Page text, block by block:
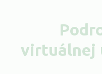
virtuálnej